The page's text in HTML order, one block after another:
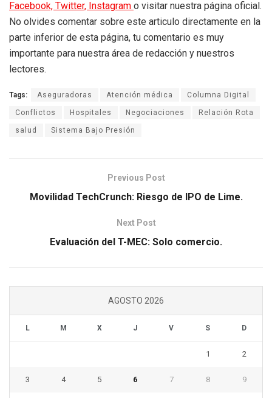
Facebook, Twitter, Instagram o visitar nuestra página oficial.
No olvides comentar sobre este articulo directamente en la
parte inferior de esta página, tu comentario es muy
importante para nuestra área de redacción y nuestros
lectores.
Tags: Aseguradoras Atención médica Columna Digital
Conflictos Hospitales Negociaciones Relación Rota
salud Sistema Bajo Presión
Previous Post
Movilidad TechCrunch: Riesgo de IPO de Lime.
Next Post
Evaluación del T-MEC: Solo comercio.
AGOSTO 2026
L M X J V S D
1 2
3 4 5 6 7 8 9